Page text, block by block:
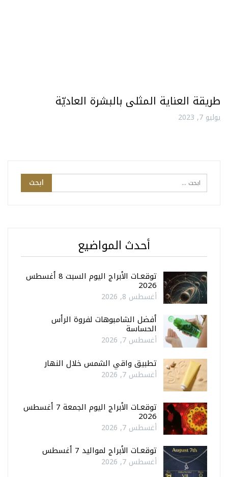
طريقة العناية المثلى بالبشرة العاديّة
يوليو 7, 2023
أحدث المواضيع
توقعـات الأبراج اليوم السبت 8 أغسطس
2026
أغسطس 8, 2026
أفضل الشامبوهات لفروة الرأس
الحساسة
أغسطس 7, 2026
تطبيق واقي الشمس خلال النهار
أغسطس 7, 2026
توقعـات الأبراج اليوم الجمعة 7 أغسطس
2026
أغسطس 7, 2026
توقعـات الأبراج لمواليد 7 أغسطس
أغسطس 7, 2026